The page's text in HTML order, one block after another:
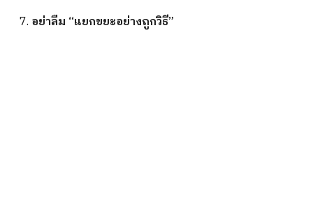
อย่าลืม “แยกขยะอย่างถูกวิธี”